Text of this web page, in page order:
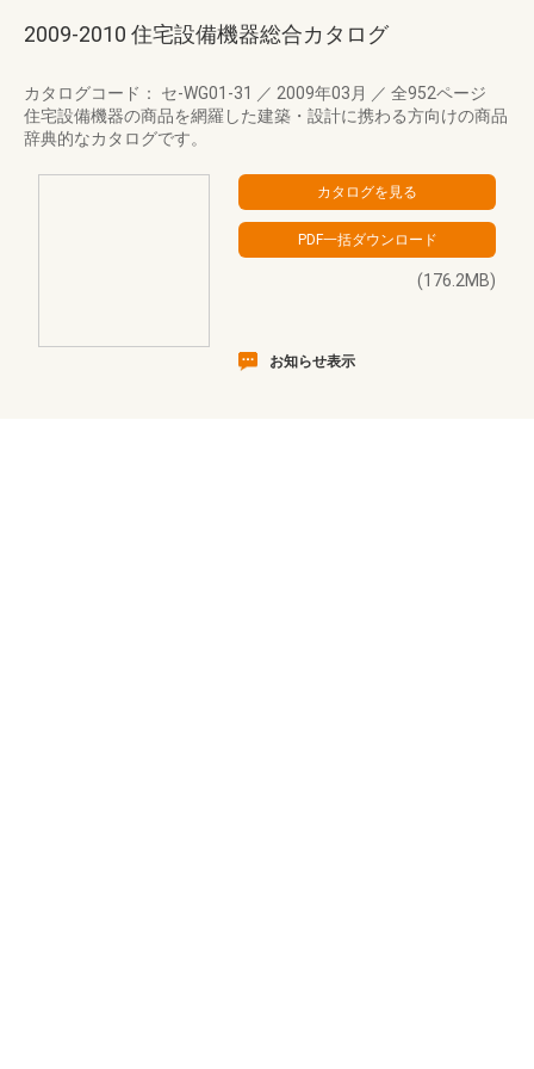
2009-2010 住宅設備機器総合カタログ
カタログコード： セ-WG01-31 ／ 2009年03月 ／ 全952ページ
住宅設備機器の商品を網羅した建築・設計に携わる方向けの商品
辞典的なカタログです。
(176.2MB)
お知らせ表示